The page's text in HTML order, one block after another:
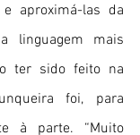
aproximá-las da
linguagem mais
ter sido feito na
foi, para
à parte. “Muito